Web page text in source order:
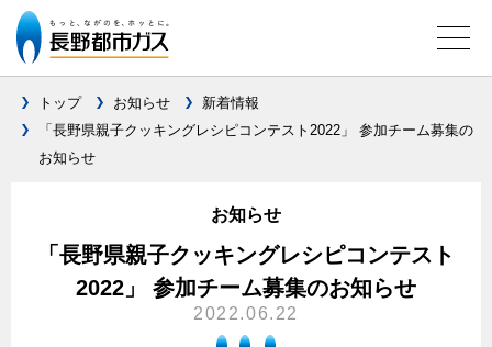
ガス料金について
料金表
料金の計算方法
ガスコンロとIHクッキングヒーターの比較
トップ お知らせ
新着情報
「長野県親子クッキングレシピコンテスト2022」 参加チーム募集の
お知らせ
お知らせ
「長野県親子クッキングレシピコンテスト
2022」 参加チーム募集のお知らせ
2022.06.22